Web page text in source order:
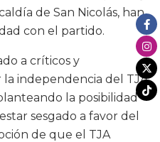
de San Nicolás, han
con el partido.
a críticos y
independencia del TJA
la posibilidad
sesgado a favor del
de que el TJA